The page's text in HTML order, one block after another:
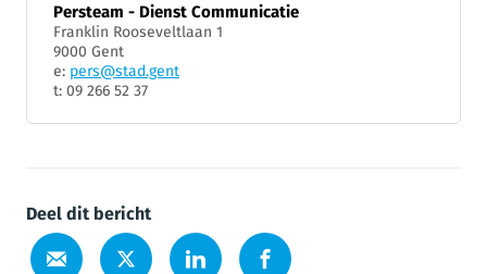
Persteam - Dienst Communicatie
Franklin Rooseveltlaan 1
9000 Gent
e: pers@stad.gent
t: 09 266 52 37
Deel dit bericht